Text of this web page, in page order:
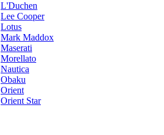
L'Duchen
Lee Cooper
Lotus
Mark Maddox
Maserati
Morellato
Nautica
Obaku
Orient
Orient Star